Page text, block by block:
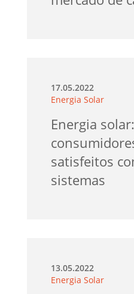
17.05.2022
Energia Solar
Energia
satisfeitos
sistemas
13.05.2022
Energia Solar